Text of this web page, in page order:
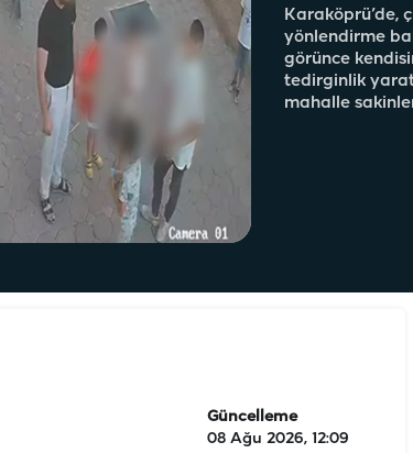
Karaköprü’de,
yönlendirme
görünce
tedirginlik
mahalle
Güncelleme
08 Ağu 2026, 12:09